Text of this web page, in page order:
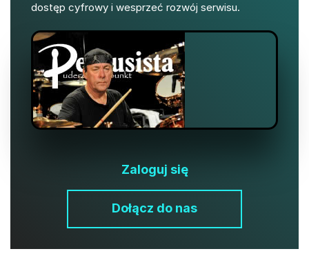
dostęp cyfrowy i wesprzeć rozwój serwisu.
Zaloguj się
Dołącz do nas